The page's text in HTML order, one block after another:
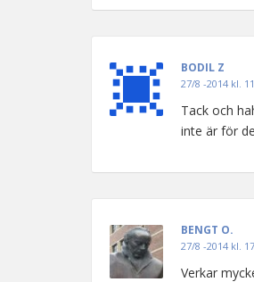
BODIL Z
27/8 -2014 kl.
Tack och
inte är för
BENGT O.
27/8 -2014 kl.
Verkar